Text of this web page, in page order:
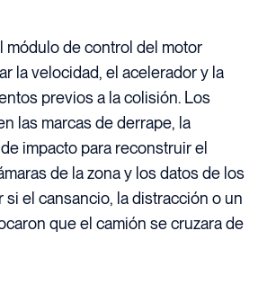
módulo de control del motor
la velocidad, el acelerador y la
previos a la colisión. Los
las marcas de derrape, la
impacto para reconstruir el
de la zona y los datos de los
el cansancio, la distracción o un
que el camión se cruzara de